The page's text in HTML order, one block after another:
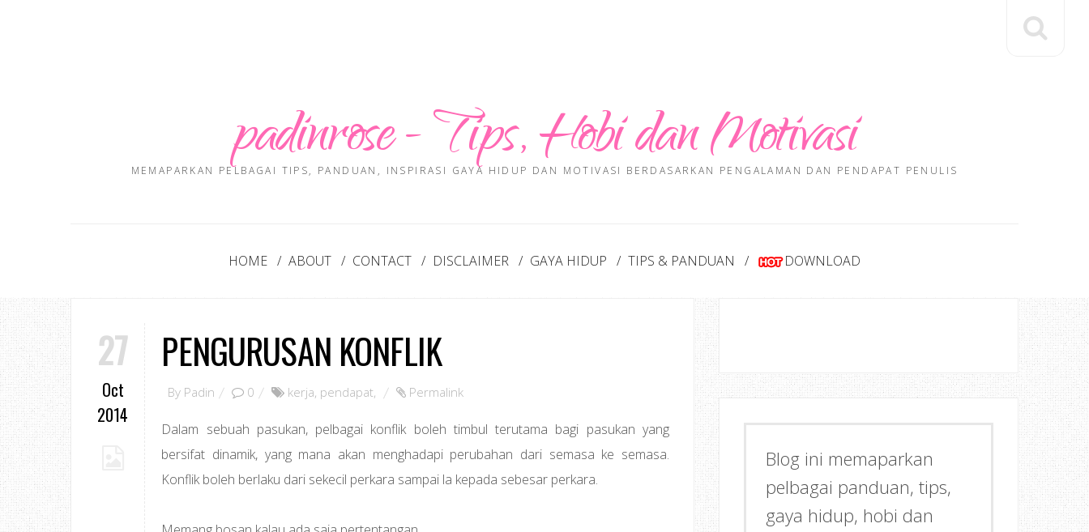
padinrose - Tips, Hobi dan Motivasi
MEMAPARKAN PELBAGAI TIPS, PANDUAN, INSPIRASI GAYA HIDUP DAN MOTIVASI BERDASARKAN PENGALAMAN DAN PENDAPAT PENULIS
HOME ABOUT CONTACT DISCLAIMER GAYA HIDUP TIPS & PANDUAN DOWNLOAD
27
Oct
2014
PENGURUSAN KONFLIK
By Padin 0 kerja, pendapat, Permalink
Dalam sebuah pasukan, pelbagai konflik boleh timbul terutama bagi pasukan yang
bersifat dinamik, yang mana akan menghadapi perubahan dari semasa ke semasa.
Konflik boleh berlaku dari sekecil perkara sampai la kepada sebesar perkara.
Blog ini memaparkan
pelbagai panduan, tips,
gaya hidup, hobi dan